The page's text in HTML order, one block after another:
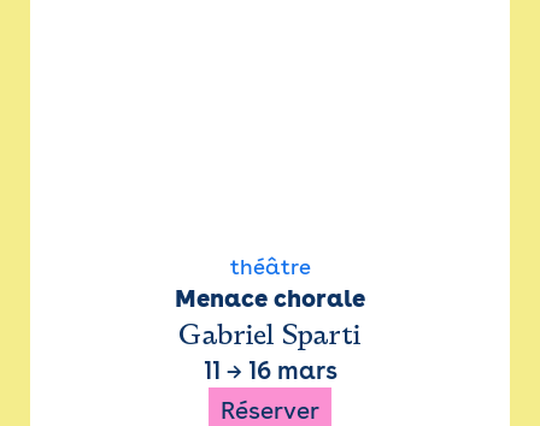
théâtre
Menace chorale
Gabriel Sparti
11 → 16 mars
Réserver